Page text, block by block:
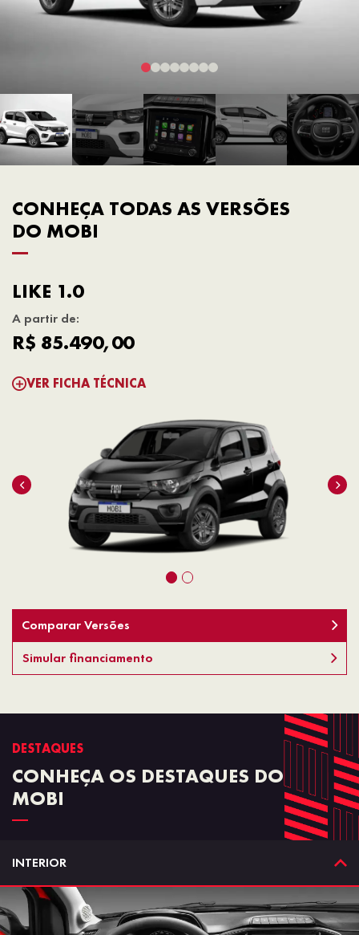
CONHEÇA TODAS AS VERSÕES
DO MOBI
LIKE 1.0
A partir de:
R$ 85.490,00
VER FICHA TÉCNICA
Comparar Versões
Simular financiamento
DESTAQUES
CONHEÇA OS DESTAQUES DO
MOBI
INTERIOR